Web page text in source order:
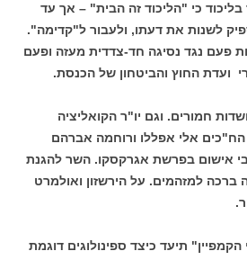
כי "הליכוד זה הבית" – אך עד
לשנות את דעתו, ולעבור ל"קדימה".
פעם נגד נסיגה חד-צדדית מעזה ופעם
ועדת החוץ והביטחון של הכנסת.
חמורים. וגם יו"ר הקואליציה
אלי אפללו ורוחמה אברהם
אישום בפרשת אגרקסקו. השר להגנת
ברכה למזהמים. על הירשזון ואולמרט
תיעד כיצד ספינולוגים דוגמת